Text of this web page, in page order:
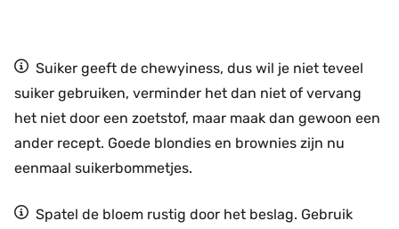
Suiker geeft de chewyiness, dus wil je niet teveel
suiker gebruiken, verminder het dan niet of vervang
het niet door een zoetstof, maar maak dan gewoon een
ander recept. Goede blondies en brownies zijn nu
eenmaal suikerbommetjes.
Spatel de bloem rustig door het beslag. Gebruik